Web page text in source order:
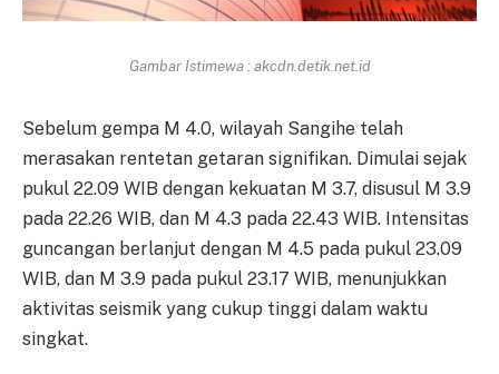
Gambar Istimewa : akcdn.detik.net.id
Sebelum gempa M 4.0, wilayah Sangihe telah
merasakan rentetan getaran signifikan. Dimulai sejak
pukul 22.09 WIB dengan kekuatan M 3.7, disusul M 3.9
pada 22.26 WIB, dan M 4.3 pada 22.43 WIB. Intensitas
guncangan berlanjut dengan M 4.5 pada pukul 23.09
WIB, dan M 3.9 pada pukul 23.17 WIB, menunjukkan
aktivitas seismik yang cukup tinggi dalam waktu
singkat.